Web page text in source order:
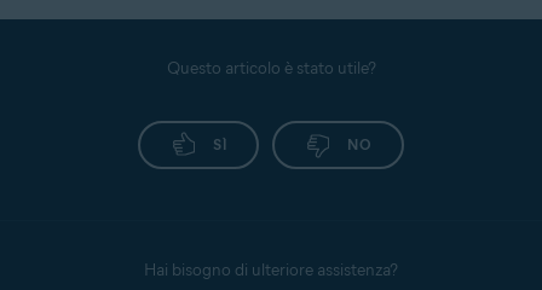
Questo articolo è stato utile?
SÌ NO
Hai bisogno di ulteriore assistenza?